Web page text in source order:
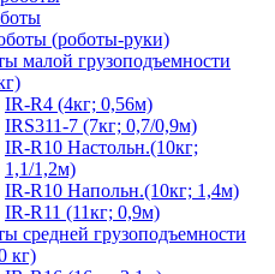
(роботы-руки)
малой грузоподъемности
IR-R4 (4кг; 0,56м)
IRS311-7 (7кг; 0,7/0,9м)
IR-R10 Настольн.(10кг;
1,1/1,2м)
IR-R10 Напольн.(10кг; 1,4м)
IR-R11 (11кг; 0,9м)
средней грузоподъемности
кг)